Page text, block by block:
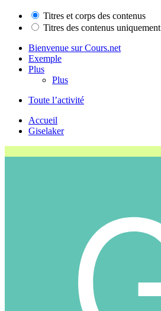
Titres et corps des contenus
Titres des contenus uniquement
Bienvenue sur Cours.net
Exemple
Plus
Plus
Toute l’activité
Accueil
Giselaker